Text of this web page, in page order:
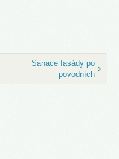
Sanace fasády po
povodních